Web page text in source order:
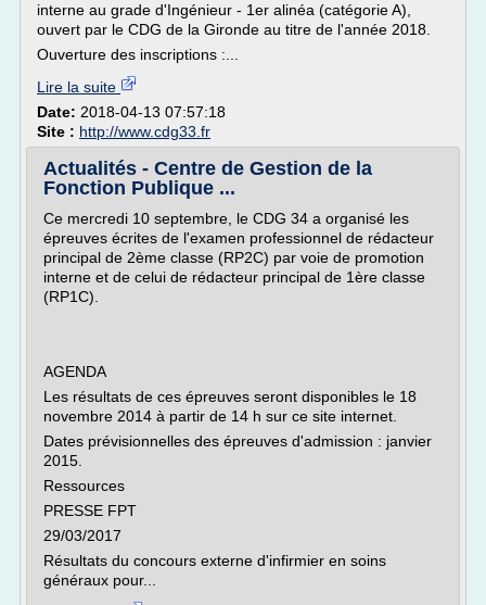
interne au grade d'Ingénieur - 1er alinéa (catégorie A),
ouvert par le CDG de la Gironde au titre de l'année 2018.
Ouverture des inscriptions :...
Lire la suite
Date: 2018-04-13 07:57:18
Site : http://www.cdg33.fr
Actualités - Centre de Gestion de la
Fonction Publique ...
Ce mercredi 10 septembre, le CDG 34 a organisé les
épreuves écrites de l'examen professionnel de rédacteur
principal de 2ème classe (RP2C) par voie de promotion
interne et de celui de rédacteur principal de 1ère classe
(RP1C).
AGENDA
Les résultats de ces épreuves seront disponibles le 18
novembre 2014 à partir de 14 h sur ce site internet.
Dates prévisionnelles des épreuves d'admission : janvier
2015.
Ressources
PRESSE FPT
29/03/2017
Résultats du concours externe d'infirmier en soins
généraux pour...